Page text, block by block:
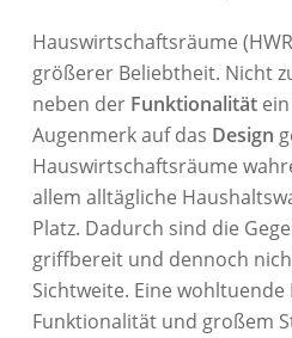
Hauswirtschaftsräume
größerer Beliebtheit. Nicht
neben der Funktionalitätein
Augenmerk auf das Design
Hauswirtschaftsräume
allem alltägliche
Platz. Dadurch sind die
griffbereit und dennoch
Sichtweite. Eine
Funktionalität und großem